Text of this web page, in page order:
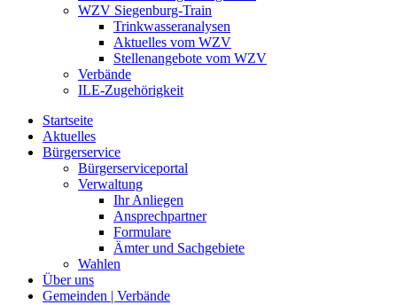
WZV Siegenburg-Train
Trinkwasseranalysen
Aktuelles vom WZV
Stellenangebote vom WZV
Verbände
ILE-Zugehörigkeit
Startseite
Aktuelles
Bürgerservice
Bürgerserviceportal
Verwaltung
Ihr Anliegen
Ansprechpartner
Formulare
Ämter und Sachgebiete
Wahlen
Über uns
Gemeinden | Verbände